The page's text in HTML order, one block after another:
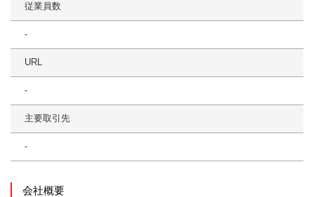
従業員数
-
URL
-
主要取引先
-
会社概要